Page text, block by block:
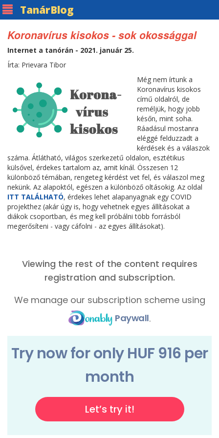
TanárBlog
Koronavírus kisokos - sok okossággal
Internet a tanórán - 2021. január 25.
Írta: Prievara Tibor
Még nem írtunk a
Koronavírus kisokos
című oldalról, de
reméljük, hogy jobb
későn, mint soha.
Ráadásul mostanra
eléggé felduzzadt a
kérdések és a válaszok
száma. Átlátható, világos szerkezetű oldalon, esztétikus
külsővel, érdekes tartalom az, amit kínál. Összesen 12
különböző témában, rengeteg kérdést vet fel, és válaszol meg
nekünk. Az alapoktól, egészen a különböző oltásokig. Az oldal
ITT TALÁLHATÓ, érdekes lehet alapanyagnak egy COVID
projekthez (akár úgy is, hogy vehetnek egyes állításokat a
diákok csoportban, és meg kell próbálni több forrásból
megerősíteni - vagy cáfolni - az egyes állításokat).